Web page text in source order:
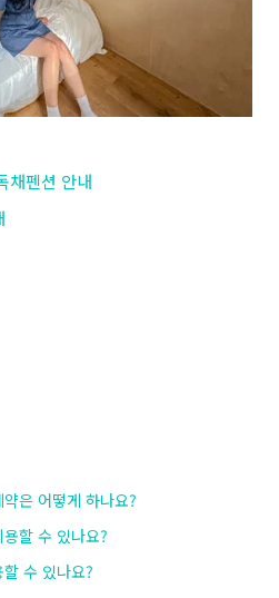
채펜션 안내
은 어떻게 하나요?
할 수 있나요?
수 있나요?